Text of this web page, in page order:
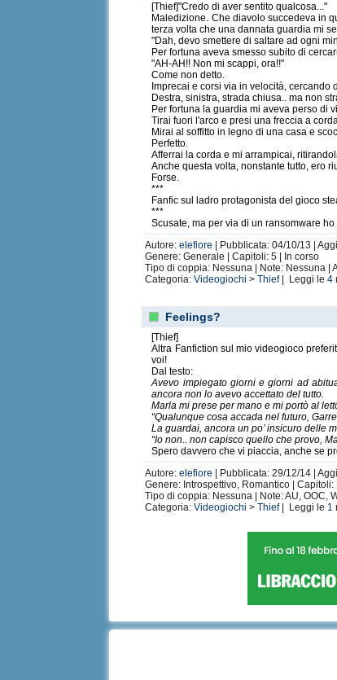
[Thief]"Credo di aver sentito qualcosa..."
Maledizione. Che diavolo succedeva in
terza volta che una dannata guardia mi
"Dah, devo smettere di saltare ad ogni
Per fortuna aveva smesso subito di
"AH-AH!! Non mi scappi, ora!!"
Come non detto.
Imprecai e corsi via in velocità, cercando
Destra, sinistra, strada chiusa.. ma non
Per fortuna la guardia mi aveva perso di
Tirai fuori l'arco e presi una freccia a
Mirai al soffitto in legno di una casa e
Perfetto.
Afferrai la corda e mi arrampicai,
Anche questa volta, nonstante tutto, ero
Forse.
***
Fanfic sul ladro protagonista del gioco
***
Scusate, ma per via di un ransomware
Autore:elefiore
| Pubblicata: 04/10/13 |
Genere: Generale | Capitoli: 5 | In corso
Tipo di coppia: Nessuna | Note: Nessuna |
Categoria:Videogiochi >Thief| Leggi le4
Feelings?
[Thief]
Altra Fanfiction sul mio videogioco
voi!
Dal testo:
Avevo impiegato giorni e giorni ad
ancora non lo avevo accettato del tutto.
Marla mi prese per mano e mi portò al
“Qualunque cosa accada nel futuro,
La guardai, ancora un po’ insicuro delle
“Io non.. non capisco quello che provo,
Spero davvero che vi piaccia, anche se
Autore:elefiore
| Pubblicata: 29/12/14 |
Genere: Introspettivo, Romantico |
Tipo di coppia: Nessuna | Note: AU, OOC,
Categoria:Videogiochi >Thief| Leggi le 1